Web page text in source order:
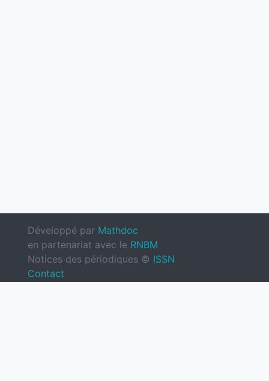
Développé par Mathdoc
en partenariat avec le RNBM
Notices des périodiques © ISSN
Contact